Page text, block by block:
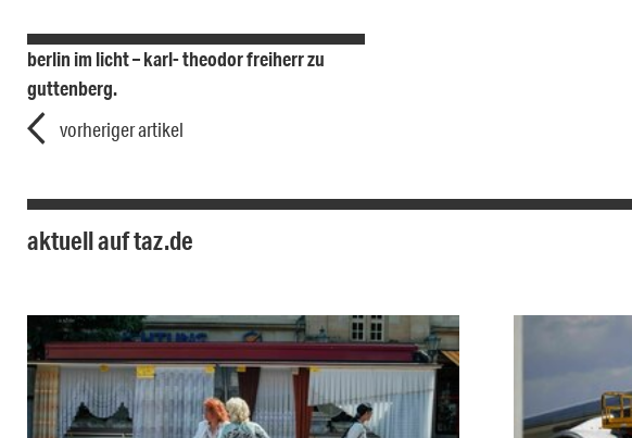
berlin im licht – karl- theodor freiherr zu
guttenberg.
vorheriger artikel
aktuell auf taz.de